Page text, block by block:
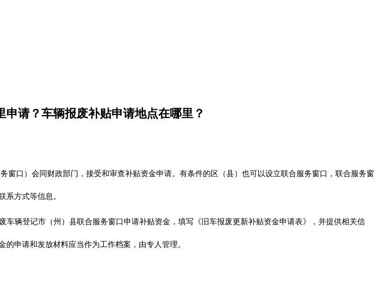
请？车辆报废补贴申请地点在哪里？
窗口）会同财政部门，接受和审查补贴资金申请。有条件的区（县）也可以设立联合服务窗口，联合服务窗
系方式等信息。
辆登记市（州）县联合服务窗口申请补贴资金，填写《旧车报废更新补贴资金申请表》，并提供相关信
申请和发放材料应当作为工作档案，由专人管理。